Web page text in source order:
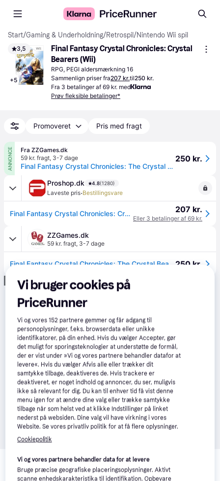
Start/Gaming & Underholdning/Retrospil /Nintendo Wii spil
3,5
+5
Final Fantasy Crystal Chronicles: Crystal
Bearers (Wii)
RPG, PEGI aldersmærkning 16
Sammenlign priser fra207 kr.til250 kr.
Fra 3 betalinger af 69 kr. med
Prøv fleksible betalinger*
Promoveret Pris med fragt
ANNONCE
Fra ZZGames.dk
59 kr. fragt, 3-7 dage
Final Fantasy Crystal Chronicles: The Crystal Bearers
250 kr.
Proshop.dk 4.8(1280)
Laveste pris·Bestillingsvare
Final Fantasy Crystal Chronicles: Crystal Bearers - Nintendo Wii - RPG 207 kr.
Eller 3 betalinger af 69 kr.
ZZGames.dk
59 kr. fragt, 3-7 dage
250 kr.
Annonce
Relaterede produkter
Se vores forslag til andre produkter, der matcher dine
Vi bruger cookies på
PriceRunner
Vi og vores152 partnere gemmer og får adgang til
personoplysninger, f.eks. browserdata eller unikke
identifikatorer, på din enhed. Hvis du vælger Accepter, gør
det muligt for sporingsteknologier at understøtte de formål,
der er vist under »Vi og vores partnere behandler datafor at
levere«. Hvis du vælger Afvis alle eller trækker dit
samtykke tilbage, deaktiveres de. Hvis trackere er
deaktiveret, er noget indhold og annoncer, du ser, muligvis
ikke så relevant for dig. Du kan til enhver tid få vist denne
menu igen for at ændre dine valg eller trække samtykke
tilbage når som helst ved at klikke Indstillinger på linket
nederst på websiden. Dine valg vil have virkning i vores
Website. Se vores privatliv politik for at få flere oplysninger.
Cookiepolitik
Vi og vores partnere behandler data for at levere
Bruge præcise geografiske placeringsoplysninger. Aktivt
scanne enhedskarakteristika til identifikation. Opbevare